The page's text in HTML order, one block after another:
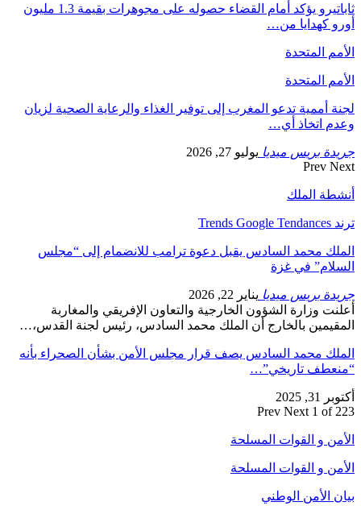
ثاباتيرو يؤكد أمام القضاء حصوله على مجوهرات بقيمة 1.3 مليون
أورو كهدايا من…
الأمم المتحدة
الأمم المتحدة
لجنة أممية تدعو المغرب إلى توفير الغذاء والرعاية الصحية لزيان
وعدم اتخاذ أي…
جريدة بريس ميديا يوليو 27, 2026
Prev Next
أنشطة الملك
ترند Trends Google Tendances
الملك محمد السادس يقبل دعوة ترامب للانضمام إلى “مجلس
السلام” في غزة
جريدة بريس ميديا يناير 22, 2026
أعلنت وزارة الشؤون الخارجية والتعاون الإفريقي والمغاربة
المقيمين بالخارج أن الملك محمد السادس، رئيس لجنة القدس،…
الملك محمد السادس يصف قرار مجلس الأمن بشأن الصحراء بأنه
“منعطف تاريخي”…
أكتوبر 31, 2025
Prev Next 1 of 223
الأمن و القوات المسلحة
الأمن و القوات المسلحة
بيان الأمن الوطني